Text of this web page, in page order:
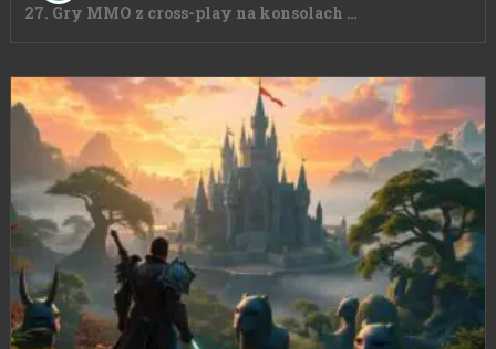
27. Gry MMO z cross-play na konsolach …